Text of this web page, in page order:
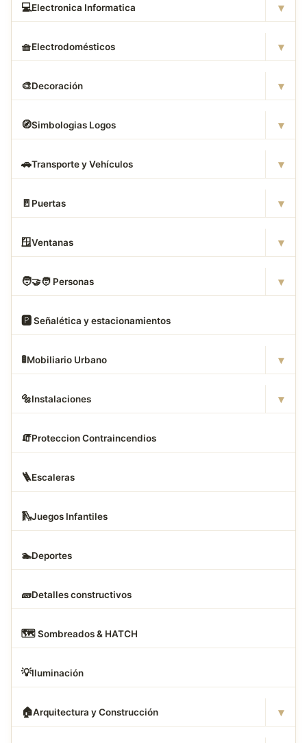
💻Electronica Informatica ▾
🧺Electrodomésticos ▾
🎨Decoración ▾
🧭Simbologias Logos ▾
🚗Transporte y Vehículos ▾
🚪 Puertas ▾
🪟Ventanas ▾
🧑‍🤝‍🧑 Personas ▾
🅿️ Señalética y estacionamientos
🚦Mobiliario Urbano ▾
🔩Instalaciones ▾
🧯Proteccion Contraincendios
🪜Escaleras
🛝Juegos Infantiles
🏊Deportes
🧱Detalles constructivos
🗺️ Sombreados & HATCH
💡Iluminación
🏠Arquitectura y Construcción ▾